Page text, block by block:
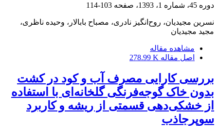
دوره 45، شماره 1، 1393، صفحه 103-114
نسرین مجیدیان، روح‌انگیز نادری، مصباح بابالار، وحیده ناظری،
مجید مجیدیان
مشاهده مقاله
اصل مقاله 278.99 K
بررسی کارایی مصرف آب و کود در کشت
بدون خاک گوجه‌‏‌فرنگی گلخانه‏‌ای با استفاده
از خشکی‏‌دهی قسمتی از ریشه و کاربرد
سوپرجاذب